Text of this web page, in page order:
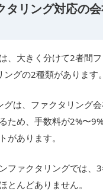
タリング対応の
、大きく分けて2者間
グの2種類があります。
は、ファクタリング
ため、手数料が2%〜
があります。
ファクタリングでは、
とんどありません。